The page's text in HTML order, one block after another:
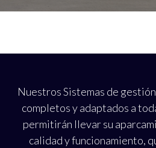
Nuestros Sistemas de
completos y adaptados a
permitirán llevar su
calidad y funcionamiento,